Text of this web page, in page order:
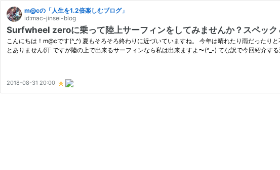
m@cの「人生を1.2倍楽しむブログ」
id:mac-jinsei-blog
Surfwheel zeroに乗って陸上サーフィンをしてみませんか？スペック
こんにちは！m@cです(^_^) 夏もそろそろ終わりに近づいていますね。 今年は晴れたり雨だった
とありません(汗 ですが陸の上で出来るサーフィンなら私は出来ますよ〜(^_-) てな訳で今回紹介す
2018-08-31 20:00